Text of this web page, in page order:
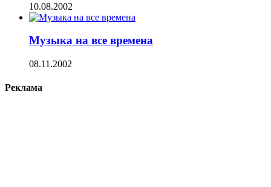
10.08.2002
Музыка на все времена
08.11.2002
Реклама